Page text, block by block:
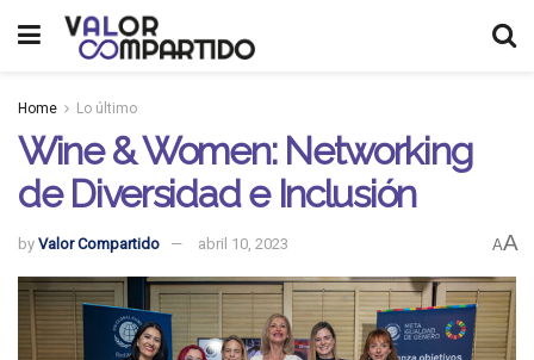
Home Lo último
Wine & Women: Networking
de Diversidad e Inclusión
by Valor Compartido abril 10, 2023 AA